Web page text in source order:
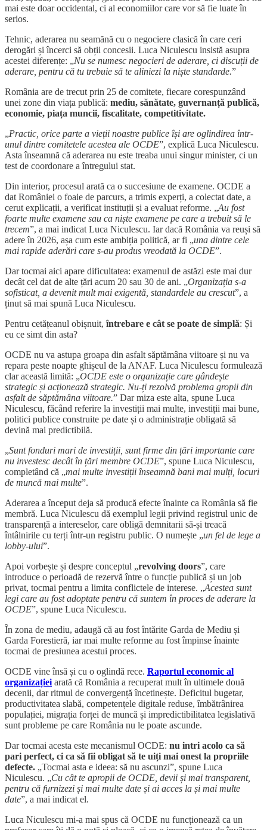
mai este doar occidental, ci al economiilor care vor să fie luate în
serios.
Tehnic, aderarea nu seamănă cu o negociere clasică în care ceri
derogări și încerci să obții concesii. Luca Niculescu insistă asupra
acestei diferențe: „Nu se numesc negocieri de aderare, ci discuții de
aderare, pentru că tu trebuie să te aliniezi la niște standarde.”
România are de trecut prin 25 de comitete, fiecare corespunzând
unei zone din viața publică: mediu, sănătate, guvernanță publică,
economie, piața muncii, fiscalitate, competitivitate.
„Practic, orice parte a vieții noastre publice își are oglindirea într-
unul dintre comitetele acestea ale OCDE”, explică Luca Niculescu.
Asta înseamnă că aderarea nu este treaba unui singur minister, ci un
test de coordonare a întregului stat.
Din interior, procesul arată ca o succesiune de examene. OCDE a
dat României o foaie de parcurs, a trimis experți, a colectat date, a
cerut explicații, a verificat instituții și a evaluat reforme. „Au fost
foarte multe examene sau ca niște examene pe care a trebuit să le
trecem”, a mai indicat Luca Niculescu. Iar dacă România va reuși să
adere în 2026, așa cum este ambiția politică, ar fi „una dintre cele
mai rapide aderări care s-au produs vreodată la OCDE”.
Dar tocmai aici apare dificultatea: examenul de astăzi este mai dur
decât cel dat de alte țări acum 20 sau 30 de ani. „Organizația s-a
sofisticat, a devenit mult mai exigentă, standardele au crescut”, a
ținut să mai spună Luca Niculescu.
Pentru cetățeanul obișnuit,întrebare e cât se poate de simplă: Și
eu ce simt din asta?
OCDE nu va astupa groapa din asfalt săptămâna viitoare și nu va
repara peste noapte ghișeul de la ANAF. Luca Niculescu formulează
clar această limită: „OCDE este o organizație care gândește
strategic și acționează strategic. Nu-ți rezolvă problema gropii din
asfalt de săptămâna viitoare.” Dar miza este alta, spune Luca
Niculescu, făcând referire la investiții mai multe, investiții mai bune,
politici publice construite pe date și o administrație obligată să
devină mai predictibilă.
„Sunt fonduri mari de investiții, sunt firme din țări importante care
nu investesc decât în țări membre OCDE”, spune Luca Niculescu,
completând că „mai multe investiții înseamnă bani mai mulți, locuri
de muncă mai multe”.
Aderarea a început deja să producă efecte înainte ca România să fie
membră. Luca Niculescu dă exemplul legii privind registrul unic de
transparență a intereselor, care obligă demnitarii să-și treacă
întâlnirile cu terți într-un registru public. O numește „un fel de lege a
lobby-ului”.
Apoi vorbește și despre conceptul „revolving doors”, care
introduce o perioadă de rezervă între o funcție publică și un job
privat, tocmai pentru a limita conflictele de interese. „Acestea sunt
legi care au fost adoptate pentru că suntem în proces de aderare la
OCDE”, spune Luca Niculescu.
În zona de mediu, adaugă că au fost întărite Garda de Mediu și
Garda Forestieră, iar mai multe reforme au fost împinse înainte
tocmai de presiunea acestui proces.
OCDE vine însă și cu o oglindă rece. Raportul economic al
organizației arată că România a recuperat mult în ultimele două
decenii, dar ritmul de convergență încetinește. Deficitul bugetar,
productivitatea slabă, competențele digitale reduse, îmbătrânirea
populației, migrația forței de muncă și impredictibilitatea legislativă
sunt probleme pe care România nu le poate ascunde.
Dar tocmai acesta este mecanismul OCDE: nu intri acolo ca să
pari perfect, ci ca să fii obligat să te uiți mai onest la propriile
defecte. „Tocmai asta e ideea: să nu ascunzi”, spune Luca
Niculescu. „Cu cât te apropii de OCDE, devii și mai transparent,
pentru că furnizezi și mai multe date și ai acces la și mai multe
date”, a mai indicat el.
Luca Niculescu mi-a mai spus că OCDE nu funcționează ca un